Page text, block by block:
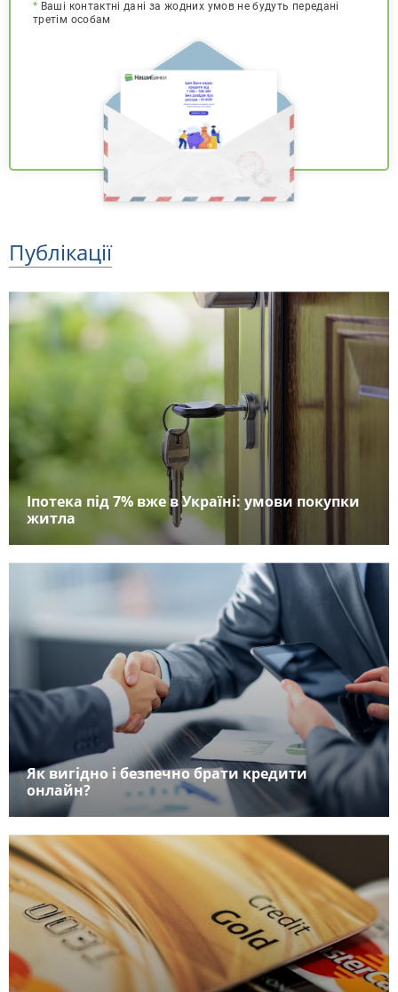
* Ваші контактні дані за жодних умов не будуть передані
третім особам
Публікації
Іпотека під 7% вже в Україні: умови покупки
житла
Як вигідно і безпечно брати кредити
онлайн?